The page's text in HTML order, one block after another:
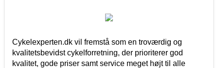
Cykelexperten.dk vil fremstå som en troværdig og
kvalitetsbevidst cykelforretning, der prioriterer god
kvalitet, gode priser samt service meget højt til alle